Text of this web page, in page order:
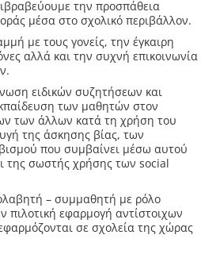
την προσπάθεια
μέσα στο σχολικό περιβάλλον.
με τους γονείς, την έγκαιρη
αλλά και την συχνή επικοινωνία
ειδικών συζητήσεων και
των μαθητών στον
των άλλων κατά τη χρήση του
της άσκησης βίας, των
που συμβαίνει μέσω αυτού
της σωστής χρήσης των social
– συμμαθητή με ρόλο
εφαρμογή αντίστοιχων
σε σχολεία της χώρας